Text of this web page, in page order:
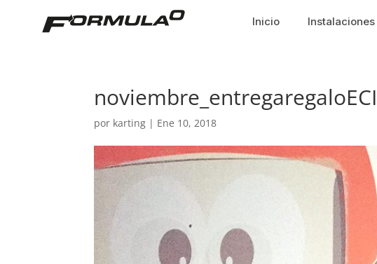
Inicio Instalaciones
noviembre_entregaregaloECI
por karting | Ene 10, 2018